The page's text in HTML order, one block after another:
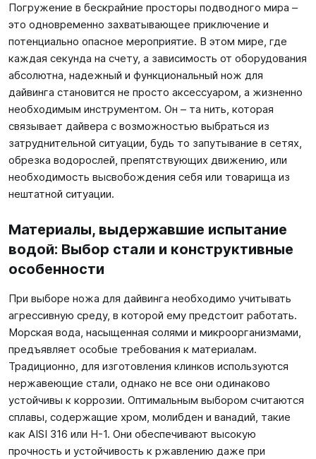
Погружение в бескрайние просторы подводного мира –
это одновременно захватывающее приключение и
потенциально опасное мероприятие. В этом мире, где
каждая секунда на счету, а зависимость от оборудования
абсолютна, надежный и функциональный нож для
дайвинга становится не просто аксессуаром, а жизненно
необходимым инструментом. Он – та нить, которая
связывает дайвера с возможностью выбраться из
затруднительной ситуации, будь то запутывание в сетях,
обрезка водорослей, препятствующих движению, или
необходимость высвобождения себя или товарища из
нештатной ситуации.
Материалы, выдержавшие испытание
водой: Выбор стали и конструктивные
особенности
При выборе ножа для дайвинга необходимо учитывать
агрессивную среду, в которой ему предстоит работать.
Морская вода, насыщенная солями и микроорганизмами,
предъявляет особые требования к материалам.
Традиционно, для изготовления клинков используются
нержавеющие стали, однако не все они одинаково
устойчивы к коррозии. Оптимальным выбором считаются
сплавы, содержащие хром, молибден и ванадий, такие
как AISI 316 или H-1. Они обеспечивают высокую
прочность и устойчивость к ржавлению даже при